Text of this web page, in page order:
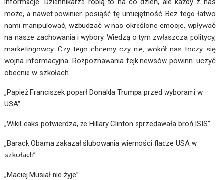
informacje. Dziennikarze robią to na co dzień, ale każdy z nas
może, a nawet powinien posiąść tę umiejętność. Bez tego łatwo
nami manipulować, wzbudzać w nas określone emocje, wpływać
na nasze zachowania i wybory. Wiedzą o tym zwłaszcza politycy,
marketingowcy. Czy tego chcemy czy nie, wokół nas toczy się
wojna informacyjna. Rozpoznawania fejk newsów powinni uczyć
obecnie w szkołach.
„Papież Franciszek poparł Donalda Trumpa przed wyborami w
USA”
„WikiLeaks potwierdza, że Hillary Clinton sprzedawała broń ISIS”
„Barack Obama zakazał ślubowania wierności fladze USA w
szkołach”
„Maciej Musiał nie żyje”